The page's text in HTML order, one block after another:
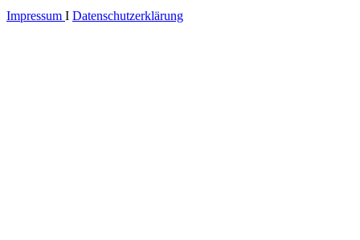
Impressum I Datenschutzerklärung